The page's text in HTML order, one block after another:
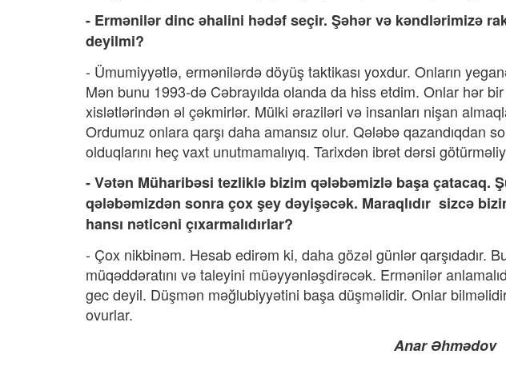
- Ermənilər dinc əhalini hədəf seçir. Şəhər və kəndlərimizə
deyilmi?
- Ümumiyyətlə, ermənilərdə döyüş taktikası yoxdur. Onların
Mən bunu 1993-də Cəbrayılda olanda da hiss etdim. Onlar hər
xislətlərindən əl çəkmirlər. Mülki əraziləri və insanları nişan
Ordumuz onlara qarşı daha amansız olur. Qələbə qazandıqdan
olduqlarını heç vaxt unutmamalıyıq. Tarixdən ibrət dərsi
- Vətən Müharibəsi tezliklə bizim qələbəmizlə başa çatacaq.
qələbəmizdən sonra çox şey dəyişəcək. Maraqlıdır sizcə
hansı nəticəni çıxarmalıdırlar?
- Çox nikbinəm. Hesab edirəm ki, daha gözəl günlər qarşıdadır.
müqəddəratını və taleyini müəyyənləşdirəcək. Ermənilər
gec deyil. Düşmən məğlubiyyətini başa düşməlidir. Onlar
ovurlar.
Anar Əhmədov